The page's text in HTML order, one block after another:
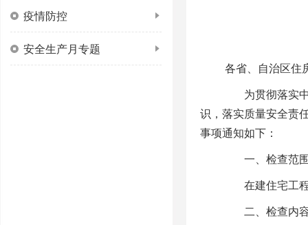
疫情防控
安全生产月专题
各省、自治区住
为贯彻落实中
识，落实质量安全责
事项通知如下：
一、检查范
在建住宅工程
二、检查内